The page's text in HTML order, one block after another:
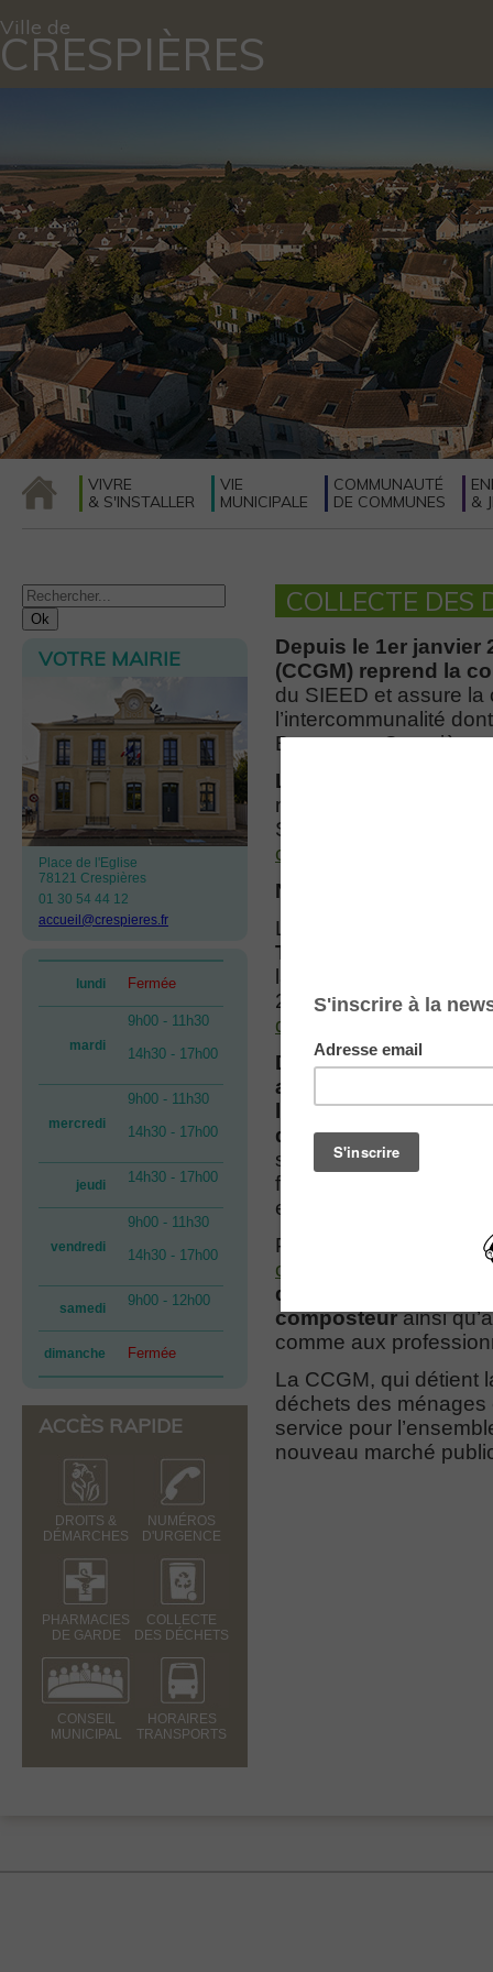
Ville de
CRESPIÈRES
VIVRE
& S'INSTALLER
VIE
MUNICIPALE
COMMUNAUTÉ
DE COMMUNES
&
VOTRE MAIRIE
Place de l'Eglise
78121 Crespières
01 30 54 44 12
accueil@crespieres.fr
lundi Fermée
mardi
9h00 - 11h30
14h30 - 17h00
mercredi
9h00 - 11h30
14h30 - 17h00
jeudi 14h30 - 17h00
vendredi
9h00 - 11h30
14h30 - 17h00
samedi 9h00 - 12h00
dimanche Fermée
ACCÈS RAPIDE
DROITS &
DÉMARCHES
NUMÉROS
D'URGENCE
PHARMACIES
DE GARDE
COLLECTE
DES DÉCHETS
CONSEIL
MUNICIPAL
HORAIRES
TRANSPORTS
COLLECTE DES
CCGM
Depuis le 1er janvier
(CCGM) reprend la
du SIEED et assure
l’intercommunalité
Bazemont,
Les jours de
mars au 7 décembre),
SEPUR, société de
cliquant ici.
Nouvelle déchetterie
Les habitants de
Thiverval-Grignon
2 janvier 2026. Avant
des déchetteries de
De nouveaux
avec notamment la
l’ensemble des
des déchets.Des
supplémentaires aux
facilite également
et la fourniture de
Pour gérer vos
ouvert par la CCGM
!
d’intervention pour
composteurainsi
comme aux
La CCGM, qui détient
déchets des
service pour
nouveau marché